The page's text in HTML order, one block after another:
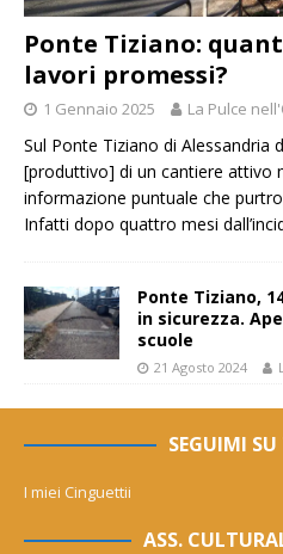
Ponte Tiziano:
lavori promessi?
1 Gennaio 2025 La Pulce
Sul Ponte Tiziano di Alessandria
[produttivo] di un cantiere attivo
informazione puntuale che
Infatti dopo quattro mesi
Ponte Tiziano,
in sicurezza.
scuole
21 Agosto 2024
SEGUIMI
I miei Cinguettii
ASS.